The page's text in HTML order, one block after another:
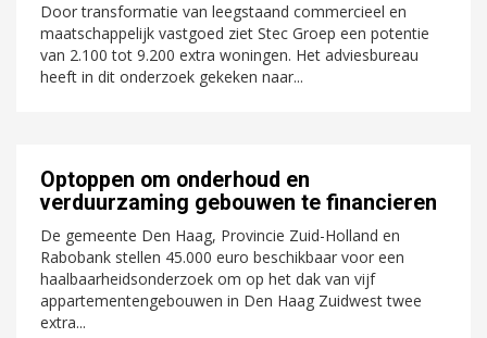
Door transformatie van leegstaand commercieel en
maatschappelijk vastgoed ziet Stec Groep een potentie
van 2.100 tot 9.200 extra woningen. Het adviesbureau
heeft in dit onderzoek gekeken naar...
Optoppen om onderhoud en
verduurzaming gebouwen te financieren
De gemeente Den Haag, Provincie Zuid-Holland en
Rabobank stellen 45.000 euro beschikbaar voor een
haalbaarheidsonderzoek om op het dak van vijf
appartementengebouwen in Den Haag Zuidwest twee
extra...